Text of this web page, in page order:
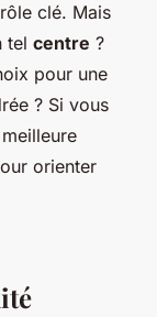
clé. Mais
tel centre ?
pour une
? Si vous
orienter